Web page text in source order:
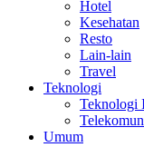
Hotel
Kesehatan
Resto
Lain-lain
Travel
Teknologi
Teknologi
Umum